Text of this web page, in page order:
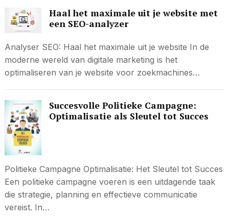
Haal het maximale uit je website met
een SEO-analyzer
Analyser SEO: Haal het maximale uit je website In de
moderne wereld van digitale marketing is het
optimaliseren van je website voor zoekmachines…
Succesvolle Politieke Campagne:
Optimalisatie als Sleutel tot Succes
Politieke Campagne Optimalisatie: Het Sleutel tot Succes
Een politieke campagne voeren is een uitdagende taak
die strategie, planning en effectieve communicatie
vereist. In…